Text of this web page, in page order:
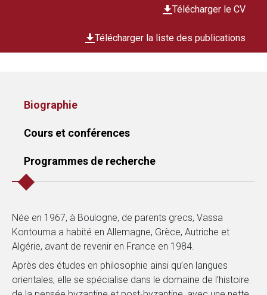
Télécharger le CV
Télécharger la liste des publications
Biographie
Cours et conférences
Programmes de recherche
Née en 1967, à Boulogne, de parents grecs, Vassa
Kontouma a habité en Allemagne, Grèce, Autriche et
Algérie, avant de revenir en France en 1984.
Après des études en philosophie ainsi qu’en langues
orientales, elle se spécialise dans le domaine de l’histoire